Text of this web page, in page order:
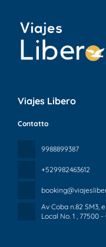
Viajes Libero
Contatto
9988899387
+529982463612
Av Coba n.82 SM3,
Local No. 1 , 77500 -